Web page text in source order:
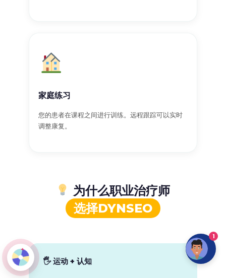
家庭练习
您的患者在课程之间进行训练。远程跟踪可以实时
调整康复。
为什么职业治疗师
选择DYNSEO
🖐 运动 + 认知
1